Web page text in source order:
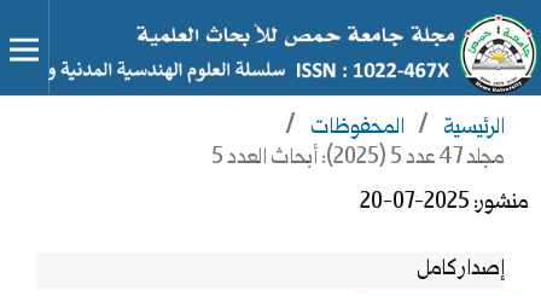
الرئيسية / المحفوظات /
مجلد 47 عدد 5 (2025): أبحاث العدد 5
منشور: 2025-07-20
إصدار كامل